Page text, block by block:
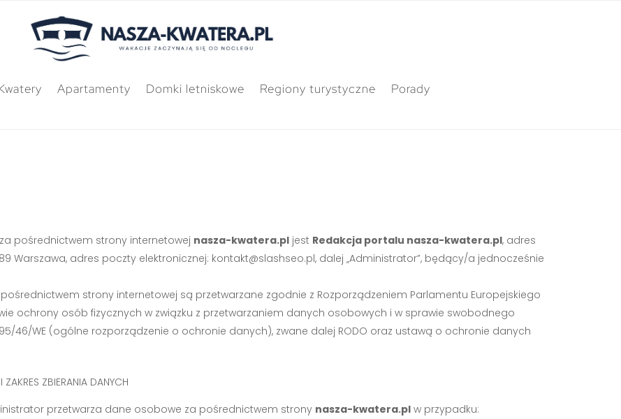
Apartamenty Domki letniskowe Regiony turystyczne Porady
pośrednictwem strony internetowej nasza-kwatera.pl jest Redakcja portalu nasza-kwatera.pl, adres
Warszawa, adres poczty elektronicznej: kontakt@slashseo.pl, dalej „Administrator”, będący/a jednocześnie
strony internetowej są przetwarzane zgodnie z Rozporządzeniem Parlamentu Europejskiego
ochrony osób fizycznych w związku z przetwarzaniem danych osobowych i w sprawie swobodnego
46/WE (ogólne rozporządzenie o ochronie danych), zwane dalej RODO oraz ustawą o ochronie danych
ZBIERANIA DANYCH
przetwarza dane osobowe za pośrednictwem strony nasza-kwatera.pl w przypadku: